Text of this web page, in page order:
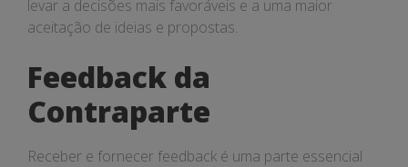
levar a decisões mais favoráveis e a uma maior
aceitação de ideias e propostas.
Feedback da
Contraparte
Receber e fornecer feedback é uma parte essencial